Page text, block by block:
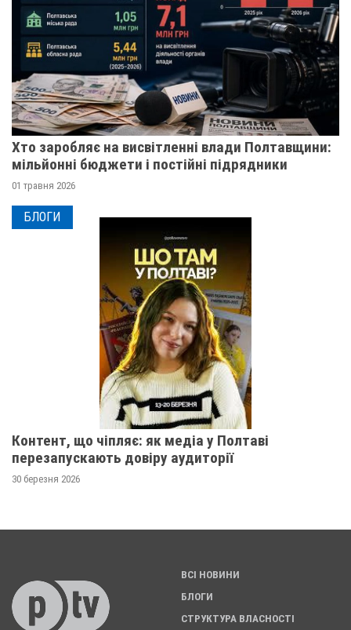
Хто заробляє на висвітленні влади Полтавщини:
мільйонні бюджети і постійні підрядники
01 травня 2026
БЛОГИ
Контент, що чіпляє: як медіа у Полтаві
перезапускають довіру аудиторії
30 березня 2026
ВСІ НОВИНИ
БЛОГИ
СТРУКТУРА ВЛАСНОСТІ